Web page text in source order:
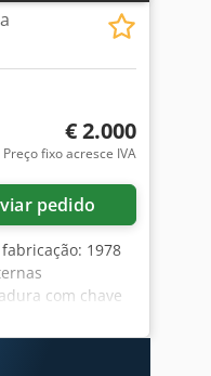
Solicitar mais
€ 2.000
Preço fixo acresce IVA
pedido
1978
com chave
internos,
mm, A=1850